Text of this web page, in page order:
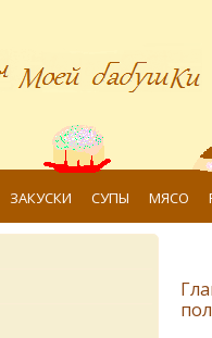
ЗАКУСКИ СУПЫ МЯСО